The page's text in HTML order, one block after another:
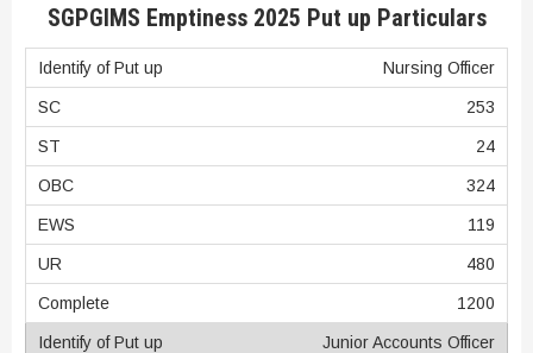
SGPGIMS Emptiness 2025 Put up Particulars
Nursing Officer
253
24
324
119
480
1200
Junior Accounts Officer